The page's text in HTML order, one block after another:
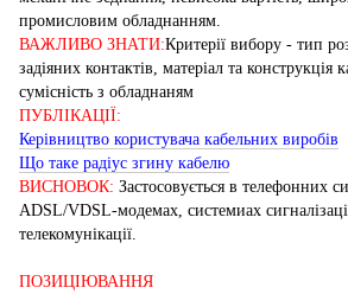
промисловим обладнанням.
ВАЖЛИВО ЗНАТИ:Критерії вибору - тип
задіяних контактів, матеріал та конструкція
сумісність з обладнаням
ПУБЛІКАЦІЇ:
Керівництво користувача кабельних виробів
Що таке радіус згину кабелю
ВИСНОВОК: Застосовується в телефонних
ADSL/VDSL-модемах, системиах
телекомунікації.
ПОЗИЦІЮВАННЯ